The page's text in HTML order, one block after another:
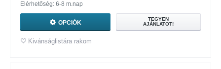
Elérhetőség: 6-8 m.nap
OPCIÓK
TEGYEN
AJÁNLATOT!
Kivánságlistára rakom